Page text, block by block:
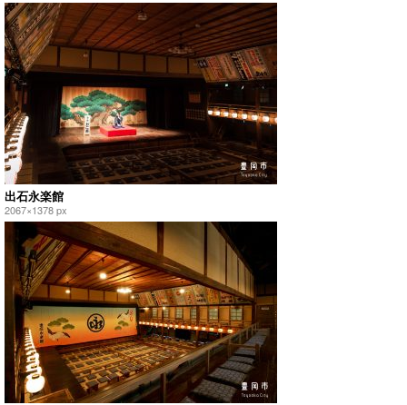
出石永楽館
2067×1378 px